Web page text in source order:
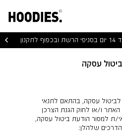
/ הרשמה
עסקה
עסקה, בהתאם לתנאי
האתר ו/או לחוק הגנת הצרכן
הנך רשאי/ת למסור הודעת ביטול עסקה,
שלהלן: